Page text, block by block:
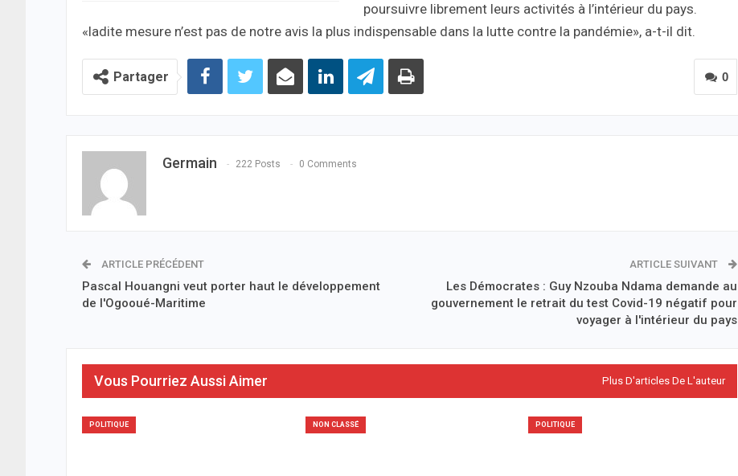
poursuivre librement leurs activités à l’intérieur du pays.
«ladite mesure n’est pas de notre avis la plus indispensable dans la lutte contre la pandémie», a-t-il dit.
0
Partager
Germain 222 Posts 0 Comments
ARTICLE PRÉCÉDENT
Pascal Houangni veut porter haut le développement
de l'Ogooué-Maritime
ARTICLE SUIVANT
Les Démocrates : Guy Nzouba Ndama demande au
gouvernement le retrait du test Covid-19 négatif pour
voyager à l'intérieur du pays
Vous Pourriez Aussi Aimer Plus D'articles De L'auteur
POLITIQUE NON CLASSÉ POLITIQUE